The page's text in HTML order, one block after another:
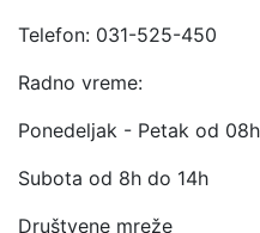
Telefon: 031-525-450
Radno vreme:
Ponedeljak - Petak od
Subota od 8h do 14h
Društvene mreže